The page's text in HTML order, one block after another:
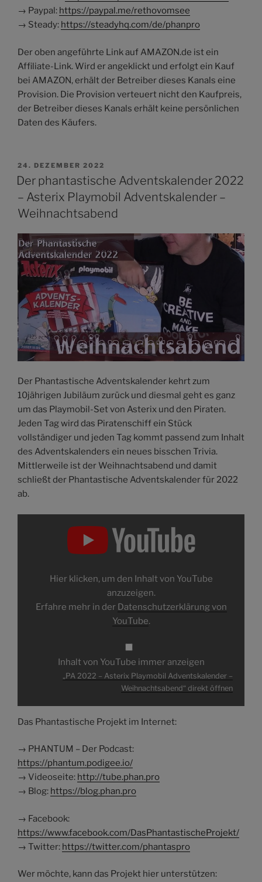
→ Paypal: https://paypal.me/rethovomsee
→ Steady: https://steadyhq.com/de/phanpro
Der oben angeführte Link auf AMAZON.de ist ein
Affiliate-Link. Wird er angeklickt und erfolgt ein Kauf
bei AMAZON, erhält der Betreiber dieses Kanals eine
Provision. Die Provision verteuert nicht den Kaufpreis,
der Betreiber dieses Kanals erhält keine persönlichen
Daten des Käufers.
VERÖFFENTLICHT
AM
24. DEZEMBER 2022
Der phantastische Adventskalender 2022
– Asterix Playmobil Adventskalender –
Weihnachtsabend
Der Phantastische Adventskalender kehrt zum
10jährigen Jubiläum zurück und diesmal geht es ganz
um das Playmobil-Set von Asterix und den Piraten.
Jeden Tag wird das Piratenschiff ein Stück
vollständiger und jeden Tag kommt passend zum Inhalt
des Adventskalenders ein neues bisschen Trivia.
Mittlerweile ist der Weihnachtsabend und damit
schließt der Phantastische Adventskalender für 2022
ab.
„PA
Weihnachtsabend“
Hier klicken, um den Inhalt von YouTube
anzuzeigen.
Erfahre mehr in der Datenschutzerklärung von
YouTube.
Inhalt von YouTube immer anzeigen
„PA 2022 – Asterix Playmobil Adventskalender –
Weihnachtsabend“ direkt öffnen
Das Phantastische Projekt im Internet:
→ PHANTUM – Der Podcast:
https://phantum.podigee.io/
→ Videoseite: http://tube.phan.pro
→ Blog: https://blog.phan.pro
→ Facebook:
https://www.facebook.com/DasPhantastischeProjekt/
→ Twitter: https://twitter.com/phantaspro
Wer möchte, kann das Projekt hier unterstützen: